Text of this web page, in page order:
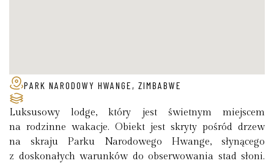
PARK NARODOWY HWANGE, ZIMBABWE
Luksusowy lodge, który jest świetnym miejscem
na rodzinne wakacje. Obiekt jest skryty pośród drzew
na skraju Parku Narodowego Hwange, słynącego
z doskonałych warunków do obserwowania stad słoni.